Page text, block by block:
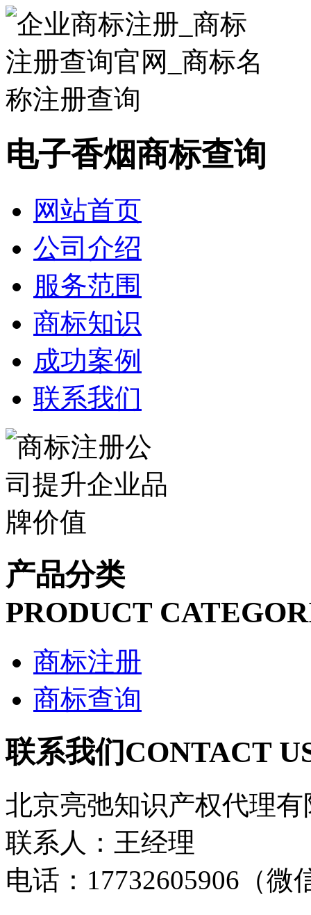
电子香烟商标查询
网站首页
公司介绍
服务范围
商标知识
成功案例
联系我们
产品分类
PRODUCT
商标注册
商标查询
联系我们CONTACT
北京亮弛知识产权代理有
联系人：王经理
电话：17732605906（微